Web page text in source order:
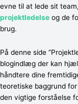
evne til at lede sit
projektledelse og de
brug.
På denne side
blogindlæg der kan
håndtere dine
teoretiske baggrund
den vigtige forståelse